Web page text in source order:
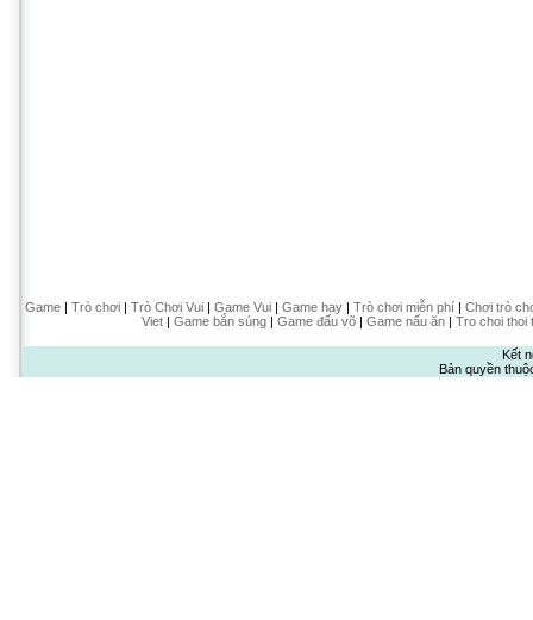
Game| Trò chơi| Trò Chơi Vui| Game Vui| Game hay| Trò chơi miễn phí| Chơi trò
Viet| Game bắn súng| Game đấu võ| Game nấu ăn| Tro choi thoi
Kết
Bản quyền